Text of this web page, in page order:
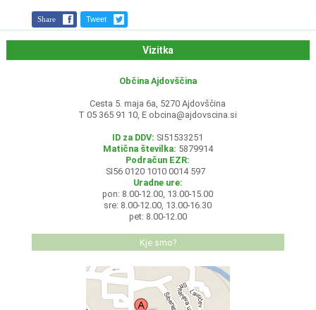
Share Tweet
Vizitka
Občina Ajdovščina
Cesta 5. maja 6a, 5270 Ajdovščina
T 05 365 91 10, E obcina@ajdovscina.si
ID za DDV: SI51533251
Matična številka: 5879914
Podračun EZR:
SI56 0120 1010 0014 597
Uradne ure:
pon: 8.00-12.00, 13.00-15.00
sre: 8.00-12.00, 13.00-16.30
pet: 8.00-12.00
Kje smo?